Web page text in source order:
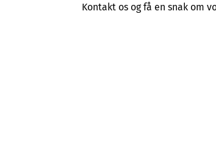
Kontakt os og få en snak om